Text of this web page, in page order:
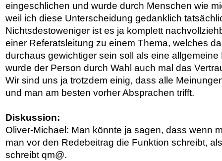
eingeschlichen und wurde durch Menschen wie
weil ich diese Unterscheidung gedanklich
Nichtsdestoweniger ist es ja komplett
einer Referatsleitung zu einem Thema, welches
durchaus gewichtiger sein soll als eine
wurde der Person durch Wahl auch mal das
Wir sind uns ja trotzdem einig, dass alle
und man am besten vorher Absprachen trifft.
Diskussion:
Oliver-Michael: Man könnte ja sagen, dass wenn
man vor den Redebeitrag die Funktion schreibt,
schreibt qm@.